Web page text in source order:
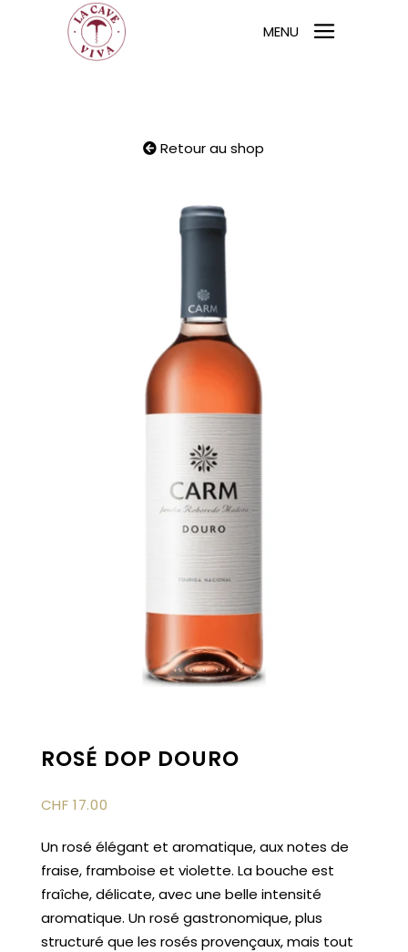
MENU
Retour au shop
ROSÉ DOP DOURO
CHF 17.00
Un rosé élégant et aromatique, aux notes de
fraise, framboise et violette. La bouche est
fraîche, délicate, avec une belle intensité
aromatique. Un rosé gastronomique, plus
structuré que les rosés provençaux, mais tout